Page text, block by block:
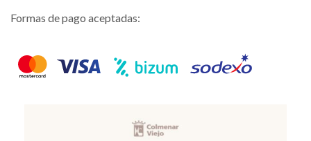
Formas de pago aceptadas: